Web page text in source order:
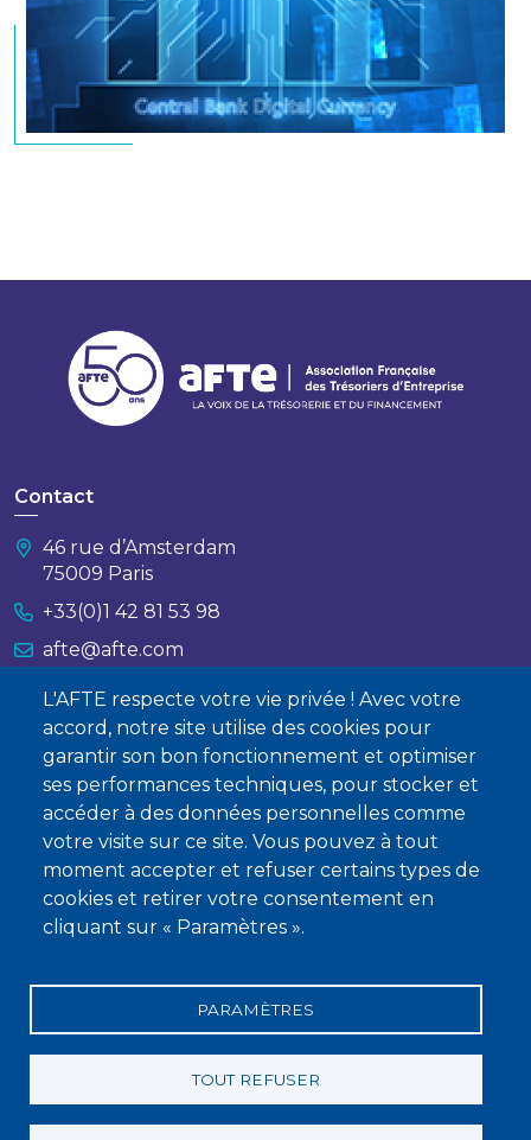
L'AFTE respecte votre vie privée ! Avec votre
accord, notre site utilise des cookies pour
garantir son bon fonctionnement et optimiser
ses performances techniques, pour stocker et
accéder à des données personnelles comme
votre visite sur ce site. Vous pouvez à tout
moment accepter et refuser certains types de
cookies et retirer votre consentement en
cliquant sur « Paramètres ».
PARAMÈTRES
TOUT REFUSER
Contact
46 rue d’Amsterdam
75009 Paris
+33(0)1 42 81 53 98
afte@afte.com
Nous contacter
À propos
Qui sommes-nous ?
Devenir membre
Mentions légales
Conditions générales de vente